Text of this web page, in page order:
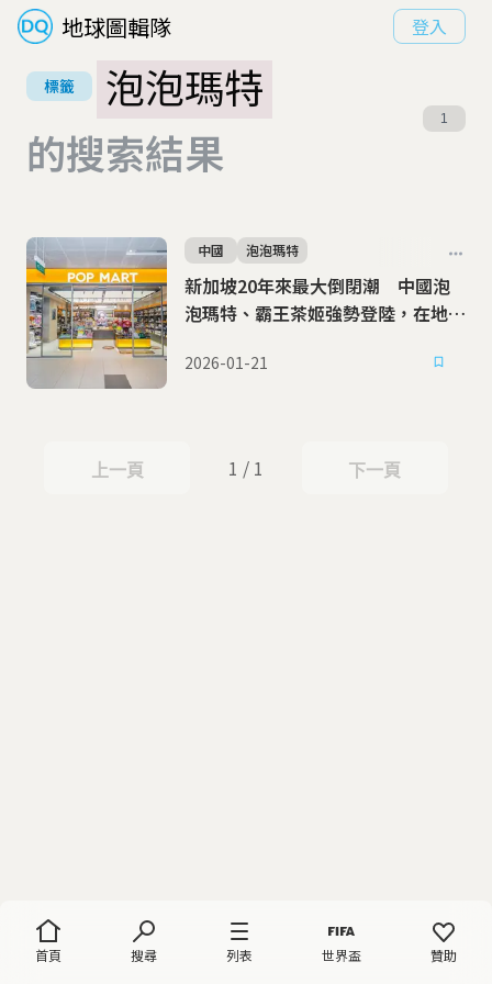
地球圖輯隊 登入
首頁 搜尋 列表 世界盃 贊助
標籤
泡泡瑪特
的搜索結果
1
新加坡20年來最大倒閉潮 中國泡
泡瑪特、霸王茶姬強勢登陸，在地老
中國 泡泡瑪特
2026-01-21
上一頁
上一頁 1 / 1 下一頁
下一頁